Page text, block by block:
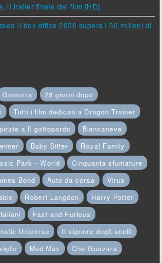
il trailer finale del film [HD]
il box office 2026 supera i 50 milioni di
Gomorra
28 giorni dopo
Tutti i film dedicati a Dragon Trainer
a Il gattopardo
Biancaneve
Baby Sitter
Royal Family
Park - World
Cinquanta sfumature
Bond Auto da corsa
Virus
Robert Langdon
Harry Potter
Fast and Furious
Universe
Il signore degli anelli
Mad Max
Che Guevara